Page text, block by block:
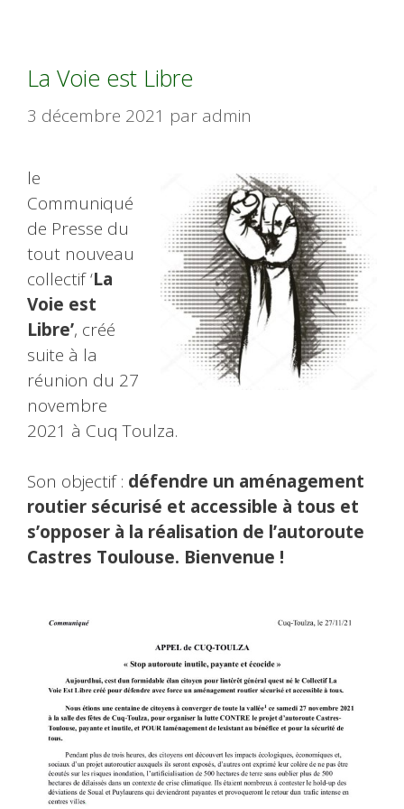
La Voie est Libre
3 décembre 2021 par admin
le
Communiqué
de Presse du
tout nouveau
collectif ‘La
Voie est
Libre’, créé
suite à la
réunion du 27
novembre
2021 à Cuq Toulza.
Son objectif : défendre un aménagement
routier sécurisé et accessible à tous et
s’opposer à la réalisation de l’autoroute
Castres Toulouse. Bienvenue !